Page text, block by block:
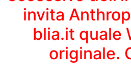
invita
blia.it quale
originale.